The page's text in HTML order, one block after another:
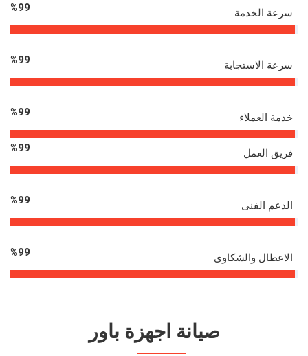
سرعة الخدمة %99
سرعة الاستجابة %99
خدمة العملاء %99
فريق العمل %99
الدعم الفنى %99
الاعطال والشكاوى %99
صيانة اجهزة باور